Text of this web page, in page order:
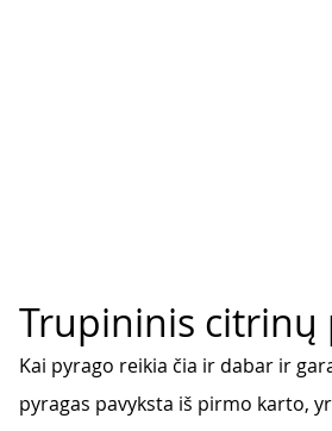
Trupininis citrinų
Kai pyrago reikia čia ir dabar ir
pyragas pavyksta iš pirmo karto,